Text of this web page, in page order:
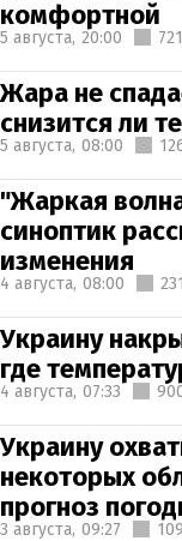
комфортной
5 августа, 20:00
Жара не
снизится ли
5 августа, 08:00
"Жаркая
синоптик
изменения
4 августа, 08:00
Украину
где
4 августа, 07:33
Украину
некоторых
прогноз
3 августа, 09:27